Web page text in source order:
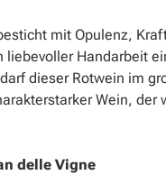
mit Opulenz,
liebevoller Handarbeit
dieser Rotwein im
Wein,
delle Vigne